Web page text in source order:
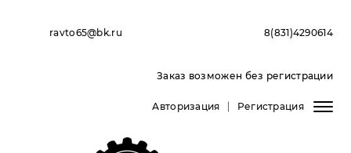
ravto65@bk.ru 8(831)4290614
Заказ возможен без регистрации
Авторизация Регистрация